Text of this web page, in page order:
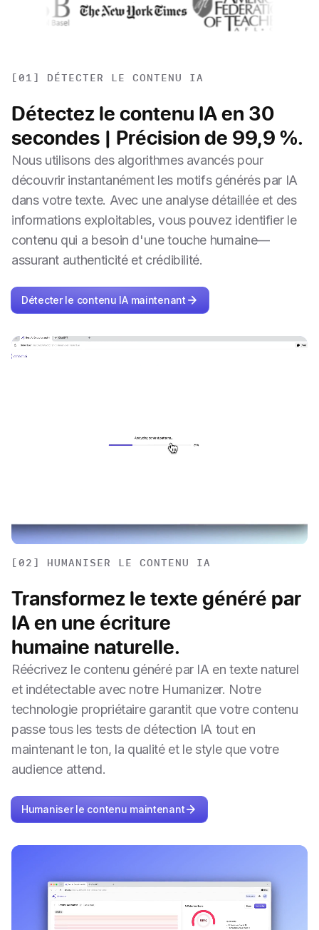
[01] DÉTECTER LE CONTENU IA
Détectez le contenu IA en 30
secondes | Précision de 99,9 %.
Nous utilisons des algorithmes avancés pour
découvrir instantanément les motifs générés par IA
dans votre texte. Avec une analyse détaillée et des
informations exploitables, vous pouvez identifier le
contenu qui a besoin d'une touche humaine—
assurant authenticité et crédibilité.
Détecter le contenu IA maintenant
[02] HUMANISER LE CONTENU IA
Transformez le texte généré par
IA en une écriture
humaine naturelle.
Réécrivez le contenu généré par IA en texte naturel
et indétectable avec notre Humanizer. Notre
technologie propriétaire garantit que votre contenu
passe tous les tests de détection IA tout en
maintenant le ton, la qualité et le style que votre
audience attend.
Humaniser le contenu maintenant